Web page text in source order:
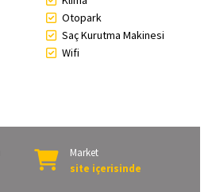
Otopark
Saç Kurutma Makinesi
Wifi
Market
site içerisinde